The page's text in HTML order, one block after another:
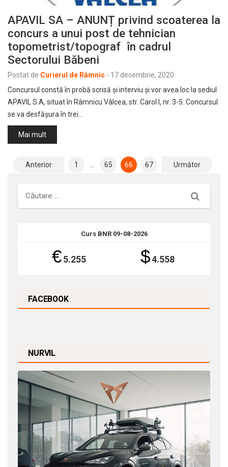
APAVIL SA – ANUNȚ privind scoaterea la
concurs a unui post de tehnician
topometrist/topograf în cadrul
Sectorului Băbeni
Postat de Curierul de Râmnic - 17 decembrie, 2020
Concursul constă în probă scrisă și interviu și vor avea loc la sediul
APAVIL S.A, situat în Râmnicu Vâlcea, str. Carol I, nr. 3-5. Concursul
se va desfășura în trei…
Mai mult
Paginație
Anterior 1 65 66 67 Următor
Căutare
Curs BNR 09-08-2026
€5.255 $4.558
FACEBOOK
NURVIL